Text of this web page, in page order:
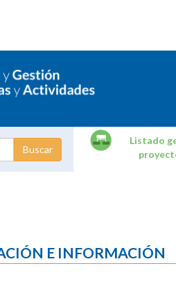
Listado
E INFORMACIÓN